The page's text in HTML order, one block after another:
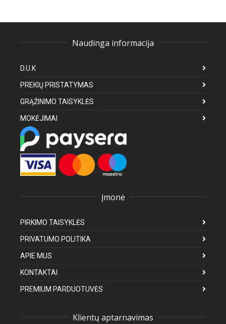
Naudinga informacija
D.U.K
PREKIŲ PRISTATYMAS
GRĄŽINIMO TAISYKLĖS
MOKĖJIMAI
Įmonė
PIRKIMO TAISYKLĖS
PRIVATUMO POLITIKA
APIE MUS
KONTAKTAI
PREMIUM PARDUOTUVĖS
Klientų aptarnavimas